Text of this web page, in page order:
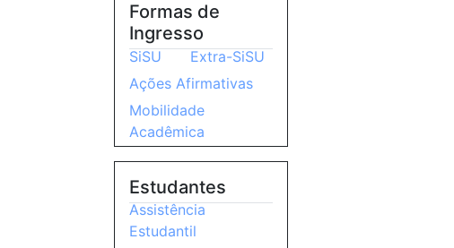
Formas de
Ingresso
SiSU
Extra-SiSU
Ações Afirmativas
Mobilidade
Acadêmica
Estudantes
Assistência
Estudantil